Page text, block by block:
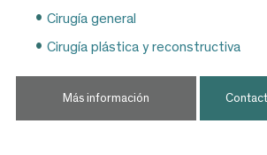
Cirugía general
Cirugía plástica y reconstructiva
Más información